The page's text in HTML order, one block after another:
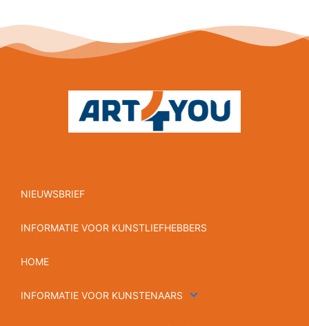
NIEUWSBRIEF
INFORMATIE VOOR KUNSTLIEFHEBBERS
HOME
INFORMATIE VOOR KUNSTENAARS